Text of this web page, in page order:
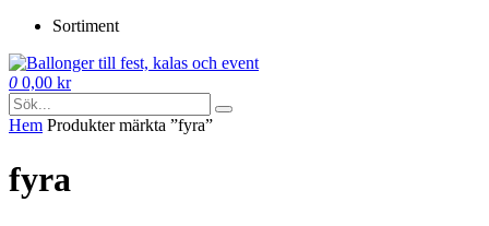
Sortiment
0 0,00 kr
Hem Produkter märkta ”fyra”
fyra